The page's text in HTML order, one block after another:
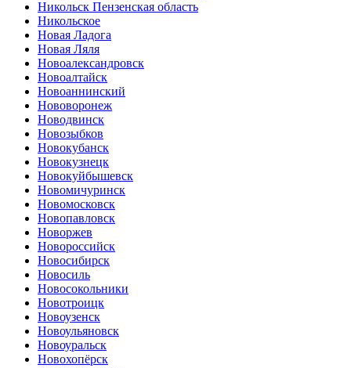
Никольск Пензенская область
Никольское
Новая Ладога
Новая Ляля
Новоалександровск
Новоалтайск
Новоаннинский
Нововоронеж
Новодвинск
Новозыбков
Новокубанск
Новокузнецк
Новокуйбышевск
Новомичуринск
Новомосковск
Новопавловск
Новоржев
Новороссийск
Новосибирск
Новосиль
Новосокольники
Новотроицк
Новоузенск
Новоульяновск
Новоуральск
Новохопёрск